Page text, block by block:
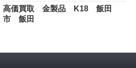
高価買取 金製品 K18 飯田
市 飯田